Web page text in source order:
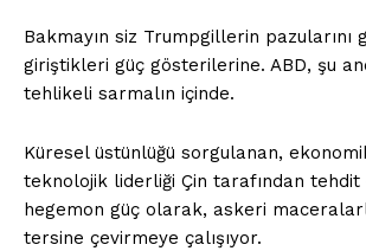
Bakmayın siz Trumpgillerin pazularını
giriştikleri güç gösterilerine. ABD, şu
tehlikeli sarmalın içinde.
Küresel üstünlüğü sorgulanan,
teknolojik liderliği Çin tarafından
hegemon güç olarak, askeri
tersine çevirmeye çalışıyor.